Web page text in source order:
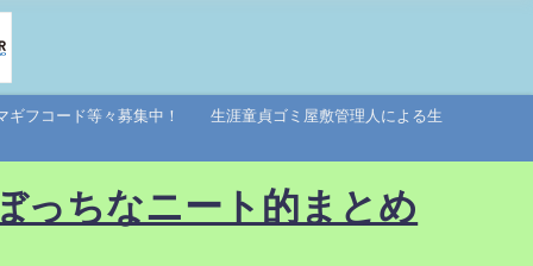
ギフコード等々募集中！ 生涯童貞ゴミ屋敷管理人による生
ちなニート的まとめ